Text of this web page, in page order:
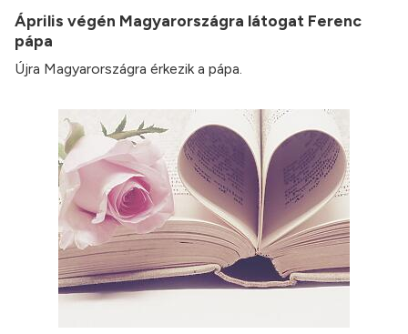
Április végén Magyarországra látogat Ferenc
pápa
Újra Magyarországra érkezik a pápa.